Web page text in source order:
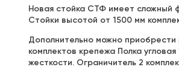
Новая стойка СТФ имеет сложный
Стойки высотой от 1500 мм
Дополнительно можно приобрести
комплектов крепежа Полка
жесткости. Ограничитель 2